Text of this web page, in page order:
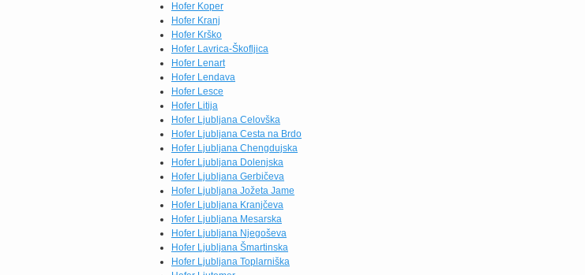
Hofer Koper
Hofer Kranj
Hofer Krško
Hofer Lavrica-Škofljica
Hofer Lenart
Hofer Lendava
Hofer Lesce
Hofer Litija
Hofer Ljubljana Celovška
Hofer Ljubljana Cesta na Brdo
Hofer Ljubljana Chengdujska
Hofer Ljubljana Dolenjska
Hofer Ljubljana Gerbičeva
Hofer Ljubljana Jožeta Jame
Hofer Ljubljana Kranjčeva
Hofer Ljubljana Mesarska
Hofer Ljubljana Njegoševa
Hofer Ljubljana Šmartinska
Hofer Ljubljana Toplarniška